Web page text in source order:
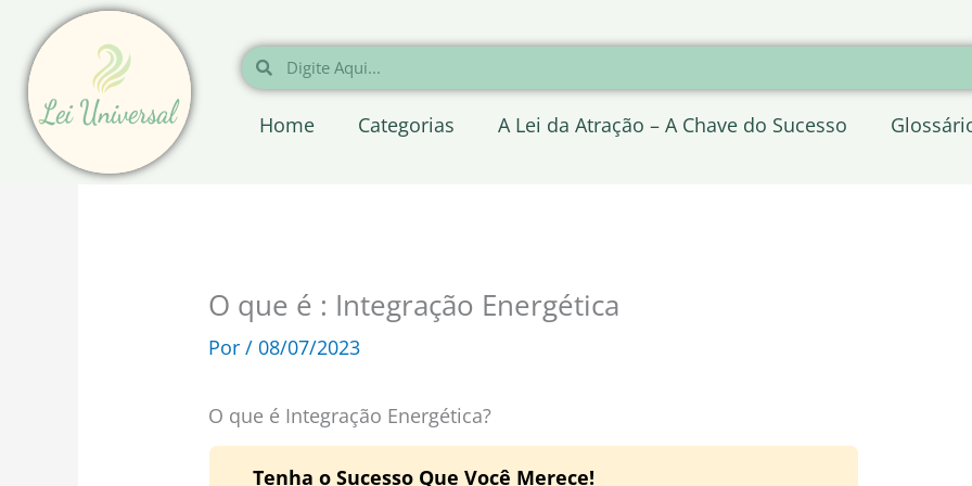
para
conteúdo
Pesquisar
Pesquisar
Home Categorias A Lei da Atração – A Chave do Sucesso
O que é : Integração Energética
Por/ 08/07/2023
O que é Integração Energética?
Tenha o Sucesso Que Você Merece!